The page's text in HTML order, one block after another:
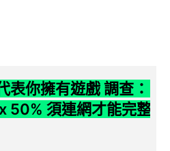
表你擁有遊戲 調查：
50% 須連網才能完整